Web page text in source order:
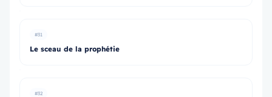
#31
Le sceau de la prophétie
#32